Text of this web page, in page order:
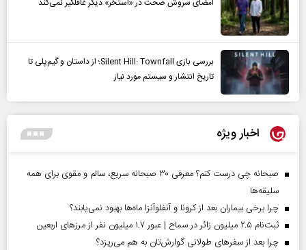
امضای سروش صحت در «استخر» دیگر غافلگیر نمی‌کند
بررسی بازی Silent Hill: Townfall؛ از داستان و گیم‌پلی تا
تاریخ انتشار و سیستم مورد نیاز
اخبار ویژه
صبحانه چی درست کنم؟ معرفی ۳۰ صبحانه سریع، سالم و مقوی برای همه
سلیقه‌ها
چرا برخی بیماران بعد از کرونا و آنفلوآنزا ماه‌ها بهبود نمی‌یابند؟
ثبت‌نام ۲.۵ میلیون زائر در سماح | عبور ۱.۷ میلیون نفر از مرز‌های اربعین
چرا بعد از سفرهای طولانی گوارش‌تان به هم می‌ریزد؟